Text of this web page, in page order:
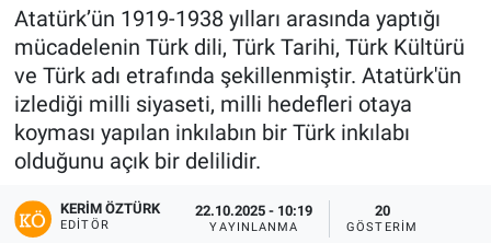
Atatürk’ün 1919-1938 yılları arasında yaptığı
mücadelenin Türk dili, Türk Tarihi, Türk Kültürü
ve Türk adı etrafında şekillenmiştir. Atatürk'ün
izlediği milli siyaseti, milli hedefleri otaya
koyması yapılan inkılabın bir Türk inkılabı
olduğunu açık bir delilidir.
KERIM ÖZTÜRK
EDITÖR
22.10.2025 - 10:19
YAYINLANMA
20
GÖSTERIM
Son Dakika Haberleri
Haber Arşivi